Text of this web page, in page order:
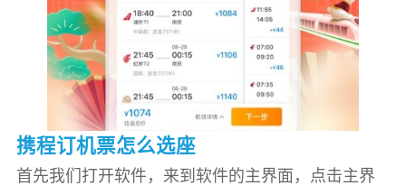
携程订机票怎么选座
首先我们打开软件，来到软件的主界面，点击主界